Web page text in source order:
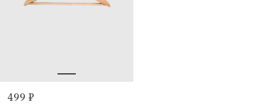
499 ₽